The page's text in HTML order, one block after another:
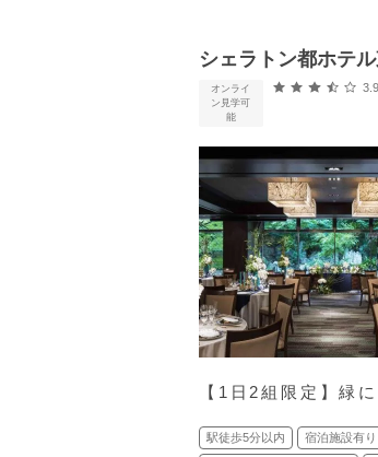
シェラトン都ホテ
オンライ
ン見学可
能
口
3.9
【1日2組限定】緑
駅徒歩5分以内 宿泊施設有り